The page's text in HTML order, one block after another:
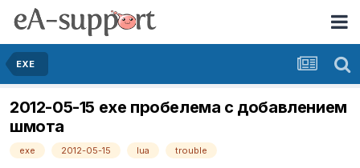
EXE
2012-05-15 exe пробелема с добавлением
шмота
exe 2012-05-15 lua trouble